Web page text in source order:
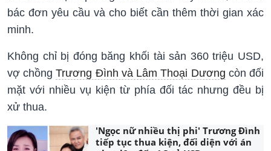
bác đơn yêu cầu và cho biết cần thêm thời gian xác
minh.
Không chỉ bị đóng băng khối tài sản 360 triệu USD,
vợ chồngTrương Đình và Lâm Thoại Dương còn đối
mặt với nhiều vụ kiện từ phía đối tác nhưng đều bị
xử thua.
'Ngọc nữ nhiều thị phi' Trương Đình
tiếp tục thua kiện, đối diện với án